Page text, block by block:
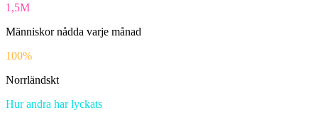
1,5M
Människor nådda varje månad
100%
Norrländskt
Hur andra har lyckats